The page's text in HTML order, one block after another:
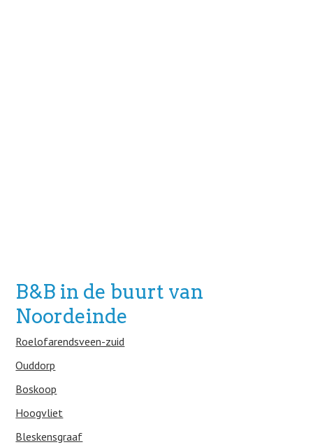
B&B in de buurt van
Noordeinde
Roelofarendsveen-zuid
Ouddorp
Boskoop
Hoogvliet
Bleskensgraaf